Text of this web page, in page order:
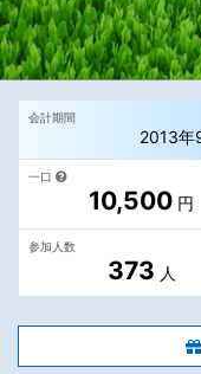
会計期間
2013年
一口
10,500 円
参加人数
373 人